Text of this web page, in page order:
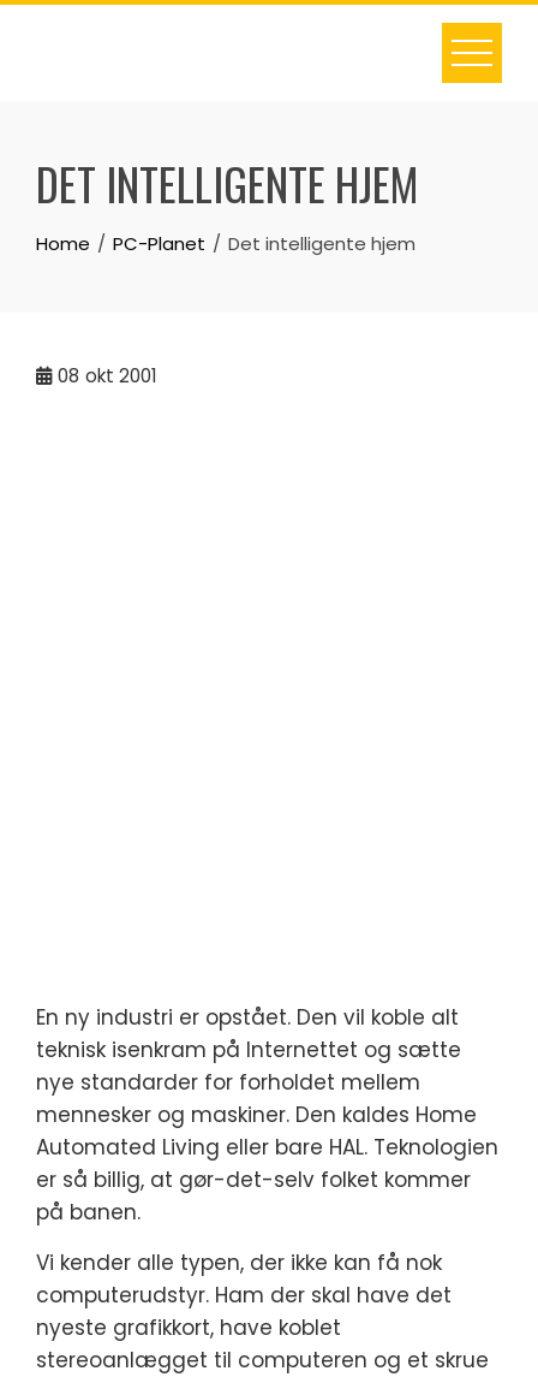
Skip
DET INTELLIGENTE HJEM
Home PC-Planet Det intelligente hjem
08 okt 2001
En ny industri er opstået. Den vil koble alt
teknisk isenkram på Internettet og sætte
nye standarder for forholdet mellem
mennesker og maskiner. Den kaldes Home
Automated Living eller bare HAL. Teknologien
er så billig, at gør-det-selv folket kommer
på banen.
Vi kender alle typen, der ikke kan få nok
computerudstyr. Ham der skal have det
nyeste grafikkort, have koblet
stereoanlægget til computeren og et skrue